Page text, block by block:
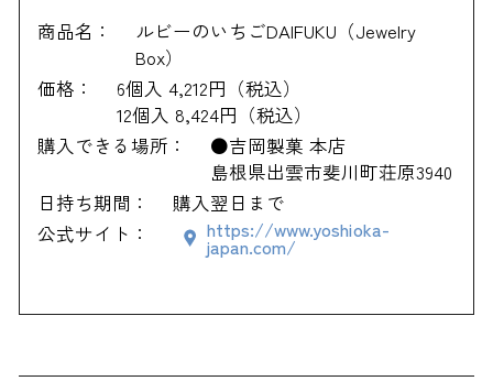
商品名：
ルビーのいちごDAIFUKU（Jewelry
Box）
価格：
6個入 4,212円（税込）
12個入 8,424円（税込）
購入できる場所：
●吉岡製菓 本店
島根県出雲市斐川町荘原3940
日持ち期間：
購入翌日まで
公式サイト：
https://www.yoshioka-
japan.com/